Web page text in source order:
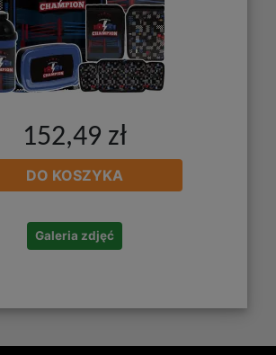
152,49 zł
DO KOSZYKA
Galeria zdjęć